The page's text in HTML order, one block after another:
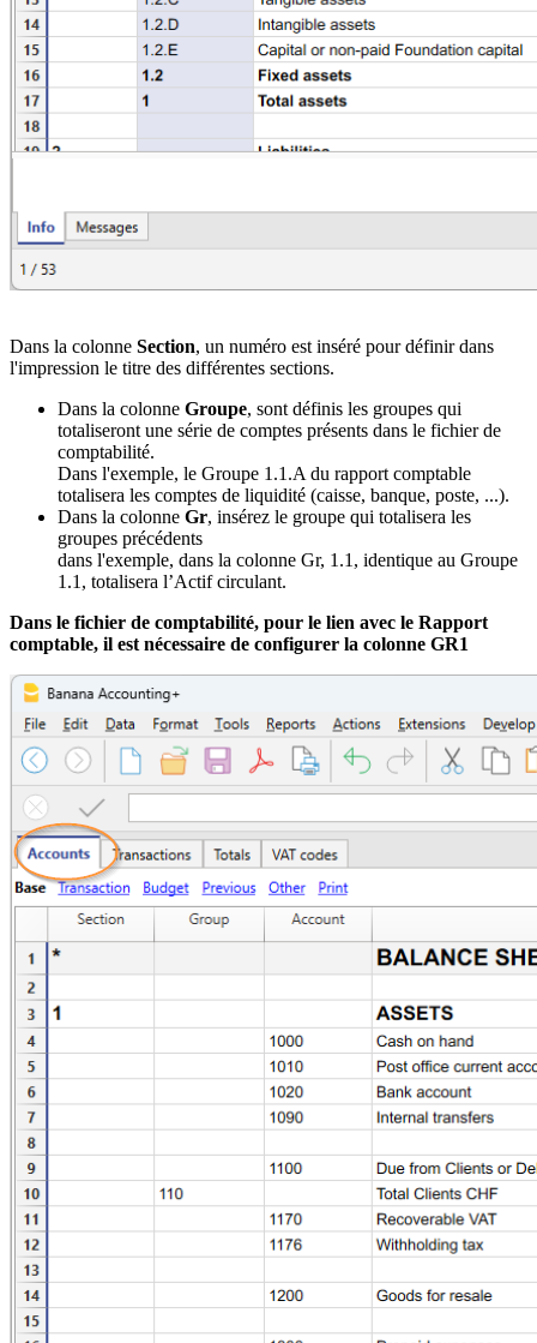
Dans la colonne Section, un numéro est inséré pour définir dans
l'impression le titre des différentes sections.
Dans la colonne Groupe, sont définis les groupes qui
totaliseront une série de comptes présents dans le fichier de
comptabilité.
Dans l'exemple, le Groupe 1.1.A du rapport comptable
totalisera les comptes de liquidité (caisse, banque, poste, ...).
Dans la colonne Gr, insérez le groupe qui totalisera les
groupes précédents
dans l'exemple, dans la colonne Gr, 1.1, identique au Groupe
1.1, totalisera l’Actif circulant.
Dans le fichier de comptabilité, pour le lien avec le Rapport
comptable, il est nécessaire de configurer la colonne GR1